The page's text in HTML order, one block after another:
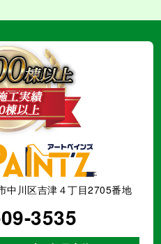
中川区吉津４丁目2705番地
3535